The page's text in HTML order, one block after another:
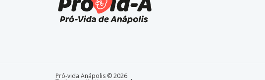
Pró-vida Anápolis © 2026